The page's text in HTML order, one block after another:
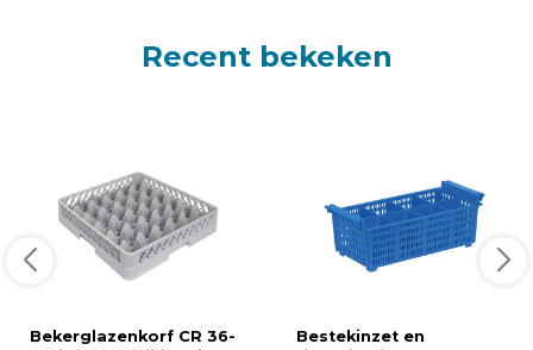
Recent bekeken
Bekerglazenkorf CR 36-
Bestekinzet en